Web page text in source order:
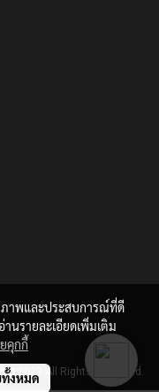
2023 All Rights Reserved.
ภาพและประสบการณ์ที่ดี
นรายละเอียดเพิ่มเติม
คุกกี้
งหมด